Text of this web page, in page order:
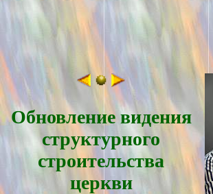
Обновление видения
структурного
строительства
церкви